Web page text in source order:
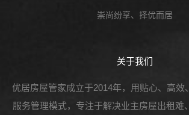
崇尚纷享、择优而居
关于我们
优居房屋管家成立于2014年，用贴心、高效
服务管理模式，专注于解决业主房屋出租难